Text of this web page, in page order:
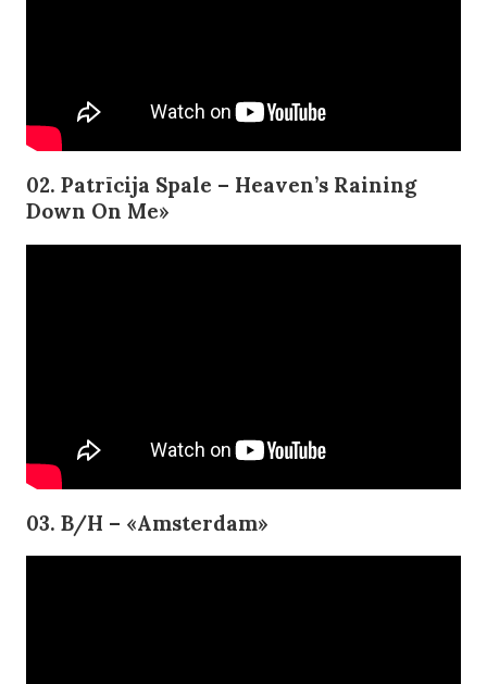
02. Patrīcija Spale – Heaven’s Raining
Down On Me»
03. B/H – «Amsterdam»